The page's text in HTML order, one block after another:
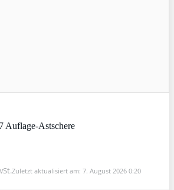
Auflage-Astschere
Zuletzt aktualisiert am: 7. August 2026 0:20